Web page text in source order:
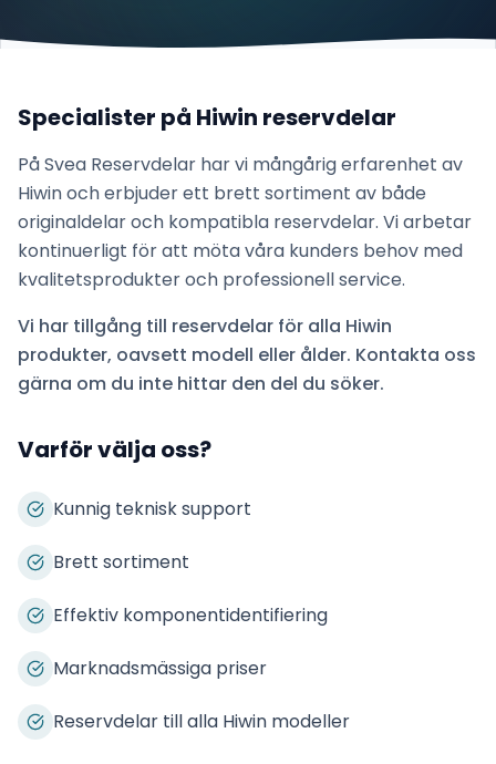
Specialister på Hiwin reservdelar
På Svea Reservdelar har vi mångårig erfarenhet av
Hiwinoch erbjuder ett brett sortiment av både
originaldelar och kompatibla reservdelar. Vi arbetar
kontinuerligt för att möta våra kunders behov med
kvalitetsprodukter och professionell service.
Vi har tillgång till reservdelar för alla Hiwin
produkter, oavsett modell eller ålder. Kontakta oss
gärna om du inte hittar den del du söker.
Varför välja oss?
Kunnig teknisk support
Brett sortiment
Effektiv komponentidentifiering
Marknadsmässiga priser
Reservdelar till alla Hiwin modeller